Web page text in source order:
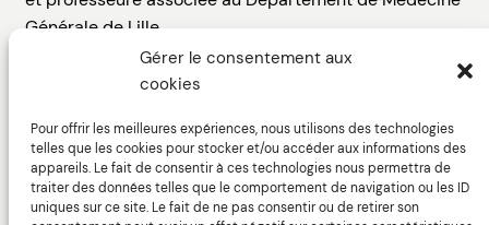
Gérer le consentement aux
cookies
Pour offrir les meilleures expériences, nous utilisons des technologies
telles que les cookies pour stocker et/ou accéder aux informations des
appareils. Le fait de consentir à ces technologies nous permettra de
traiter des données telles que le comportement de navigation ou les ID
uniques sur ce site. Le fait de ne pas consentir ou de retirer son
Générale de Lille.
Le web design du site a été assuré par Thibault
GARCIA-DHIF, ergonome spécialisée dans la
conception et l’évaluation des interfaces homme-
machine.